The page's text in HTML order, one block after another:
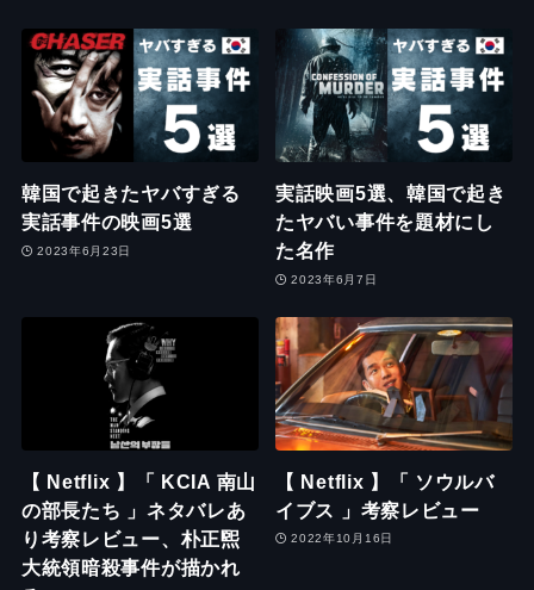
韓国で起きたヤバすぎる
実話事件の映画5選
2023年6月23日
実話映画5選、韓国で起き
たヤバい事件を題材にし
た名作
2023年6月7日
【 Netflix 】「 KCIA 南山
の部長たち 」ネタバレあ
り考察レビュー、朴正煕
大統領暗殺事件が描かれ
【 Netflix 】「 ソウルバ
イブス 」考察レビュー
2022年10月16日